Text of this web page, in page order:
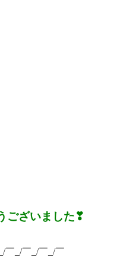
ございました❣
￣_/￣_/￣_/￣